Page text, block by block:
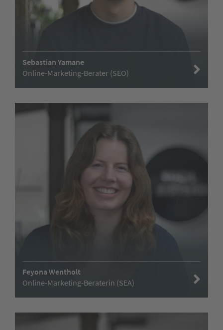
Sebastian Yamane
Online-Marketing-Berater (SEO)
Feyona Wentholt
Online-Marketing-Beraterin (SEA)